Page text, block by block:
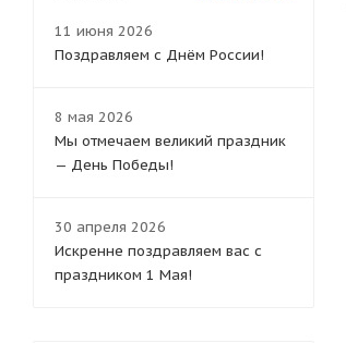
11 июня 2026
Поздравляем с Днём России!
8 мая 2026
Мы отмечаем великий праздник
— День Победы!
30 апреля 2026
Искренне поздравляем вас с
праздником 1 Мая!